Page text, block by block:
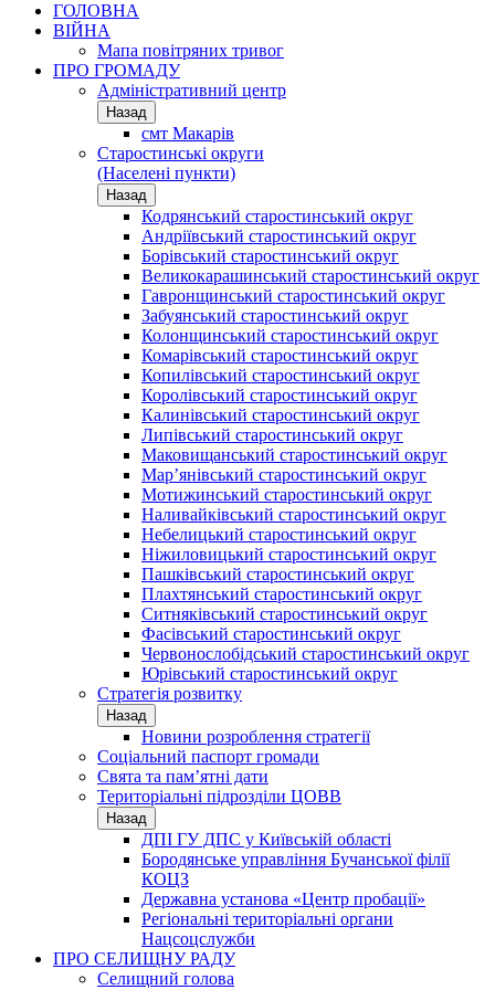
ГОЛОВНА
ВІЙНА
Мапа повітряних тривог
ПРО ГРОМАДУ
Aдміністративний центр
Назад
смт Макарів
Старостинські округи
(Населені пункти)
Назад
Кодрянський старостинський округ
Андріївський старостинський округ
Борівський старостинський округ
Великокарашинський старостинський округ
Гавронщинський старостинський округ
Забуянський старостинський округ
Колонщинський старостинський округ
Комарівський старостинський округ
Копилівський старостинський округ
Королівський старостинський округ
Калинівський старостинський округ
Липівський старостинський округ
Маковищанський старостинський округ
Мар’янівський старостинський округ
Мотижинський старостинський округ
Наливайківський старостинський округ
Небелицький старостинський округ
Ніжиловицький старостинський округ
Пашківський старостинський округ
Плахтянський старостинський округ
Ситняківський старостинський округ
Фасівський старостинський округ
Червонослобідський старостинський округ
Юрівський старостинський округ
Стратегія розвитку
Назад
Новини розроблення стратегії
Соціальний паспорт громади
Свята та пам’ятні дати
Територіальні підрозділи ЦОВВ
Назад
ДПІ ГУ ДПС у Київській області
Бородянське управління Бучанської філії
КОЦЗ
Державна установа «Центр пробації»
Регіональні територіальні органи
Нацсоцслужби
ПРО СЕЛИЩНУ РАДУ
Селищний голова